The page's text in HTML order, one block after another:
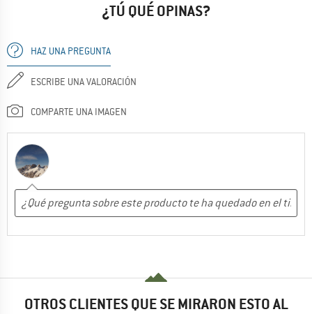
¿TÚ QUÉ OPINAS?
HAZ UNA PREGUNTA
ESCRIBE UNA VALORACIÓN
COMPARTE UNA IMAGEN
OTROS CLIENTES QUE SE MIRARON ESTO AL